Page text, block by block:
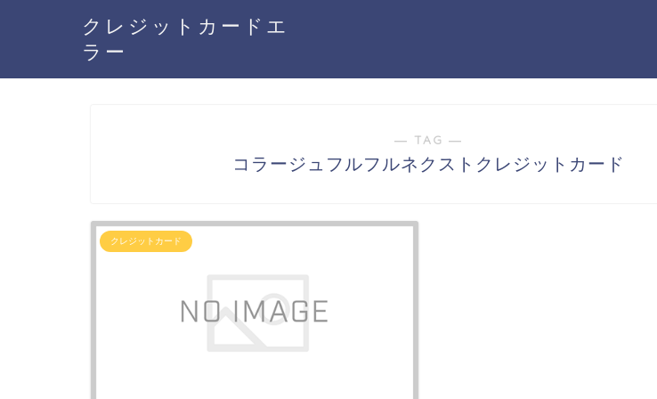
クレジットカードエ
ラー
― TAG ―
コラージュフルフルネクストクレジットカード
クレジットカード